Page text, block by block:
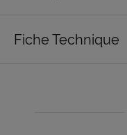
Fiche Technique